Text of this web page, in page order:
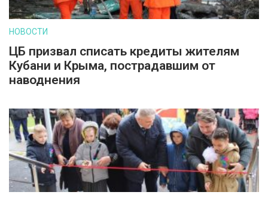
НОВОСТИ
ЦБ призвал списать кредиты жителям
Кубани и Крыма, пострадавшим от
наводнения